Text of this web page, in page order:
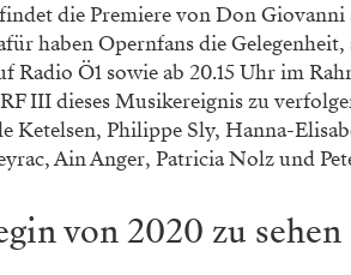
die Premiere von Don
haben Opernfans die
Radio Ö1 sowie ab 20.15 Uhr im
III dieses Musikereignis zu
Ketelsen, Philippe Sly, Hanna-
Ain Anger, Patricia Nolz und
von 2020 zu sehen